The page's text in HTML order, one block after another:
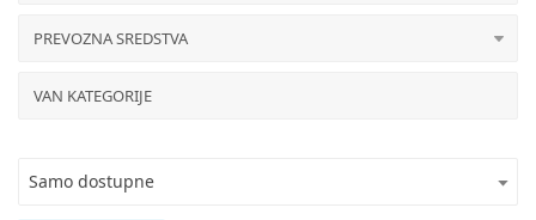
PREVOZNA SREDSTVA
VAN KATEGORIJE
Samo dostupne